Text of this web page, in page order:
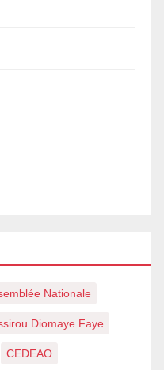
Nationale
Diomaye Faye
CEDEAO